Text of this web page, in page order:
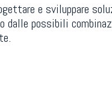
e sviluppare
dalle possibili